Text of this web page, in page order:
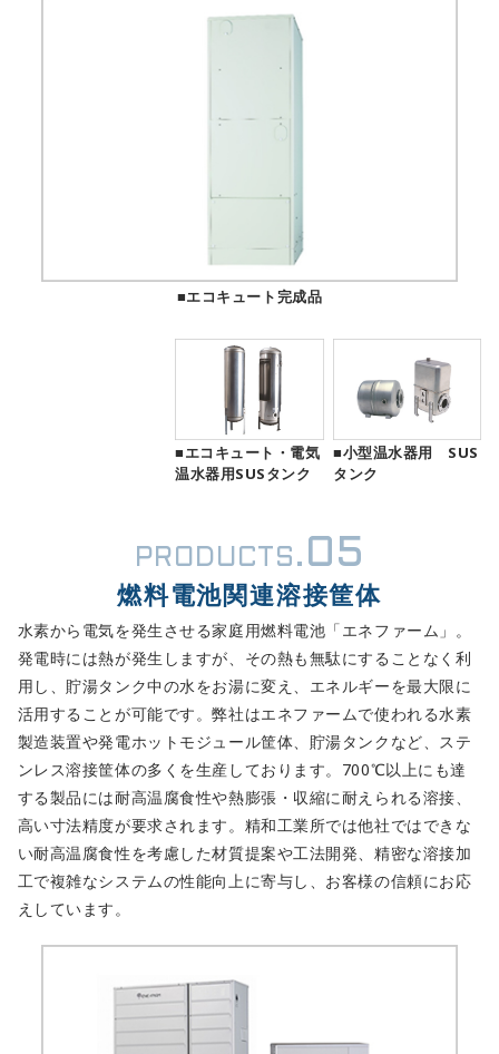
■エコキュート完成品
■エコキュート・電気
温水器用SUSタンク
■小型温水器用 SUS
タンク
PRODUCTS. 05
燃料電池関連溶接筐体
水素から電気を発生させる家庭用燃料電池「エネファーム」。
発電時には熱が発生しますが、その熱も無駄にすることなく利
用し、貯湯タンク中の水をお湯に変え、エネルギーを最大限に
活用することが可能です。弊社はエネファームで使われる水素
製造装置や発電ホットモジュール筐体、貯湯タンクなど、ステ
ンレス溶接筐体の多くを生産しております。700℃以上にも達
する製品には耐高温腐食性や熱膨張・収縮に耐えられる溶接、
高い寸法精度が要求されます。精和工業所では他社ではできな
い耐高温腐食性を考慮した材質提案や工法開発、精密な溶接加
工で複雑なシステムの性能向上に寄与し、お客様の信頼にお応
えしています。